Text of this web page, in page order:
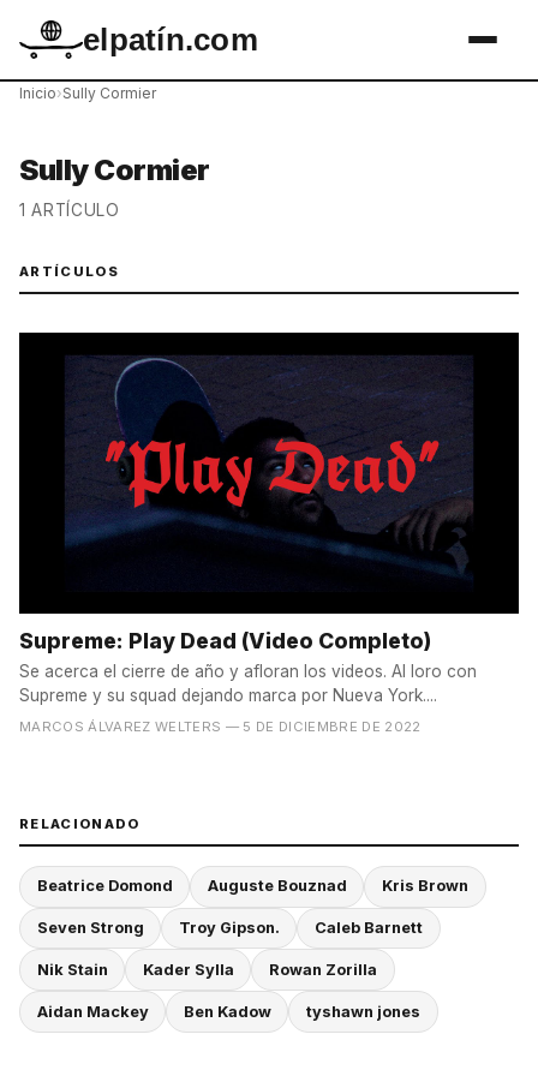
elpatín.com
Inicio›Sully Cormier
Sully Cormier
1 ARTÍCULO
ARTÍCULOS
Supreme: Play Dead (Video Completo)
Se acerca el cierre de año y afloran los videos. Al loro con
Supreme y su squad dejando marca por Nueva York....
MARCOS ÁLVAREZ WELTERS — 5 DE DICIEMBRE DE 2022
RELACIONADO
Beatrice Domond Auguste Bouznad Kris Brown
Seven Strong Troy Gipson. Caleb Barnett
Nik Stain Kader Sylla Rowan Zorilla
Aidan Mackey Ben Kadow tyshawn jones